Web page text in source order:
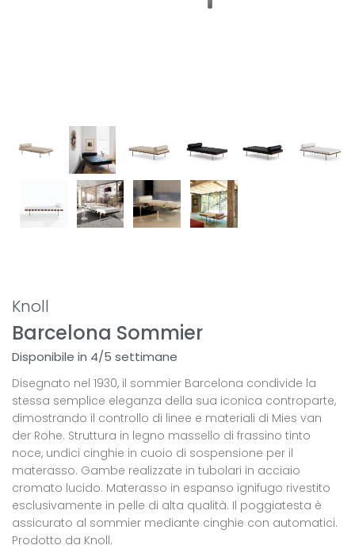
Knoll
Barcelona Sommier
Disponibile in 4/5 settimane
Disegnato nel 1930, il sommier Barcelona condivide la
stessa semplice eleganza della sua iconica controparte,
dimostrando il controllo di linee e materiali di Mies van
der Rohe. Struttura in legno massello di frassino tinto
noce, undici cinghie in cuoio di sospensione per il
materasso. Gambe realizzate in tubolari in acciaio
cromato lucido. Materasso in espanso ignifugo rivestito
esclusivamente in pelle di alta qualità. Il poggiatesta è
assicurato al sommier mediante cinghie con automatici.
Prodotto da Knoll.